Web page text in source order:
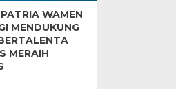
Drag Race
Bibit
WAMEN
MENDUKUNG
MERAIH